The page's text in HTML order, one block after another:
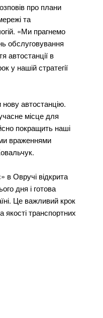
про плани
та
«Ми прагнемо
обслуговування
автостанції в
у нашій стратегії
автостанцію.
місце для
покращить наші
враженнями
в Овручі відкрита
дня і готова
Це важливий крок
транспортних